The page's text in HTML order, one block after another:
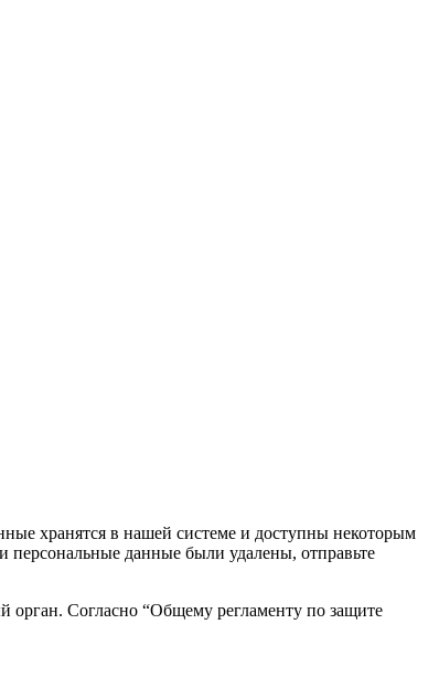
хранятся в нашей системе и доступны некоторым
персональные данные были удалены, отправьте
орган. Согласно “Общему регламенту по защите